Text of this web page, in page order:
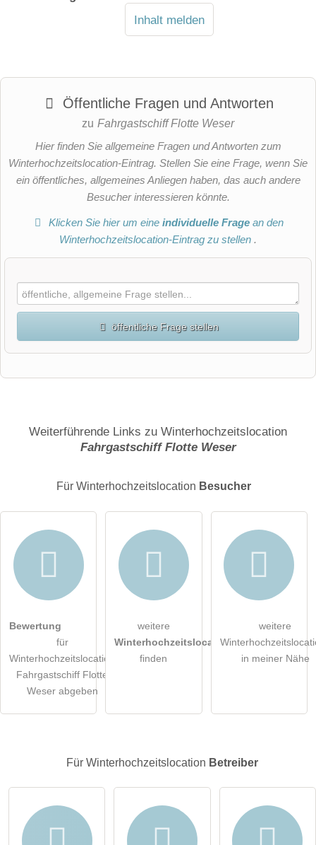
Inhalt melden
Öffentliche Fragen und Antworten
zu Fahrgastschiff Flotte Weser
Hier finden Sie allgemeine Fragen und Antworten zum
Winterhochzeitslocation-Eintrag. Stellen Sie eine Frage, wenn Sie
ein öffentliches, allgemeines Anliegen haben, das auch andere
Besucher interessieren könnte.
Klicken Sie hier um eineindividuelle Frage an den
Winterhochzeitslocation-Eintrag zu stellen .
öffentliche Frage stellen
E-Mail-Adresse (wird nicht veröffentlicht)
Die Datenschutzerklärung habe ich zur Kenntnis genommen.
öffentliche Frage stellen
Hinweis:Bitte beachten Sie, öffentliche Fragen sindfür alle
Winterhochzeitslocation-Eintrag zu stellen .
Weiterführende Links zu Winterhochzeitslocation
Fahrgastschiff Flotte Weser
Für Winterhochzeitslocation Besucher
Bewertung
für
Winterhochzeitslocation
Fahrgastschiff Flotte
Weser abgeben
weitere
Winterhochzeitslocations
finden
weitere
in meiner Nähe
Für Winterhochzeitslocation Betreiber